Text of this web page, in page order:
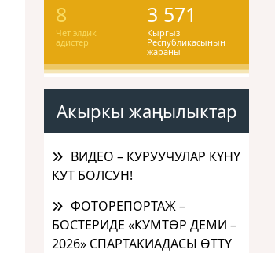
8
Чет элдик
адистер
3 571
Кыргыз
Республикасынын
жараны
Акыркы жаңылыктар
ВИДЕО – КУРУУЧУЛАР КҮНҮ
КУТ БОЛСУН!
ФОТОРЕПОРТАЖ –
БОСТЕРИДЕ «КУМТӨР ДЕМИ –
2026» СПАРТАКИАДАСЫ ӨТТҮ